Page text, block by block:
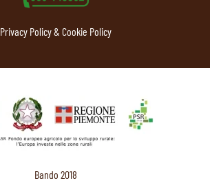
Privacy Policy & Cookie Policy
Bando 2018